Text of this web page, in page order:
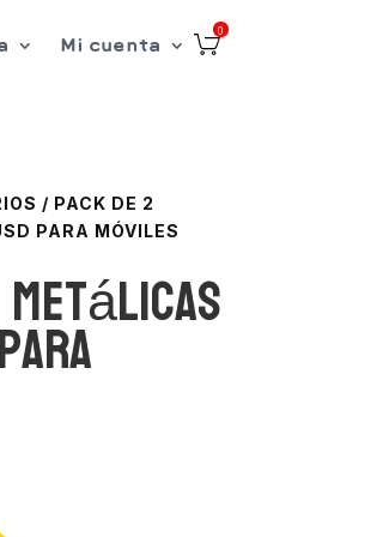
Mi cuenta
0
/ PACK DE 2
PARA MÓVILES